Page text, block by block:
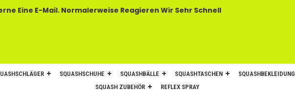
Mail. Normalerweise Reagieren Wir Sehr Schnell
SQUASHSCHUHE SQUASHBÄLLE SQUASHTASCHEN
SQUASHBEKLEIDUNG
SQUASH ZUBEHÖR
REFLEX SPRAY